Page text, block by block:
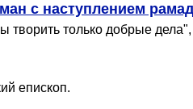
с наступлением
только добрые
епископ.